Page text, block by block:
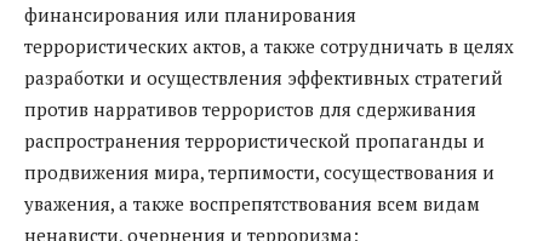
финансирования или планирования
террористических актов, а также сотрудничать в целях
разработки и осуществления эффективных стратегий
против нарративов террористов для сдерживания
распространения террористической пропаганды и
продвижения мира, терпимости, сосуществования и
уважения, а также воспрепятствования всем видам
ненависти, очернения и терроризма;